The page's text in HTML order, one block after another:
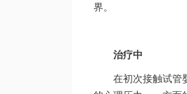
界。
治疗中
在初次接触试管